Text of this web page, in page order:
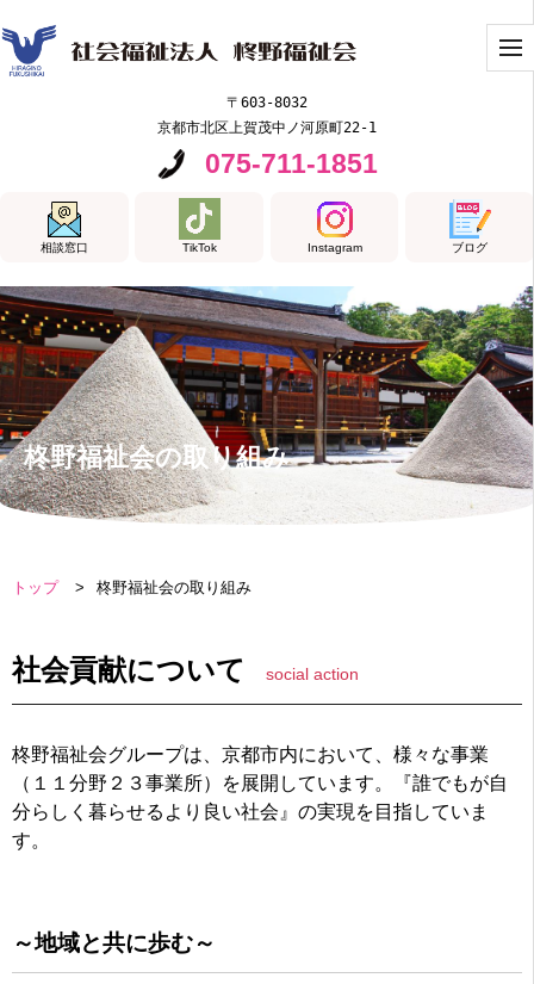
〒603-8032
京都市北区上賀茂中ノ河原町22-1
075-711-1851
相談窓口 TikTok Instagram ブログ
柊野福祉会の取り組み
トップ 柊野福祉会の取り組み
社会貢献について social action
柊野福祉会グループは、京都市内において、様々な事業
（１１分野２３事業所）を展開しています。『誰でもが自
分らしく暮らせるより良い社会』の実現を目指していま
す。
～地域と共に歩む～